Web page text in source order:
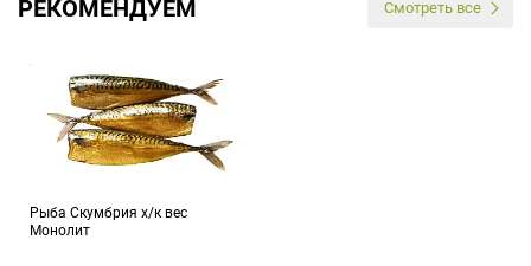
РЕКОМЕНДУЕМ Смотреть все
Рыба Скумбрия х/к вес
Монолит